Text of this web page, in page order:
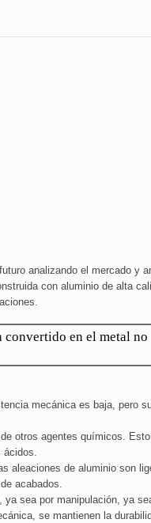
analizando el mercado y
con aluminio de alta
convertido en el metal no
mecánica es baja, pero
otros agentes químicos.
ácidos.
aleaciones de aluminio son
acabados.
sea por manipulación, ya
se mantienen la